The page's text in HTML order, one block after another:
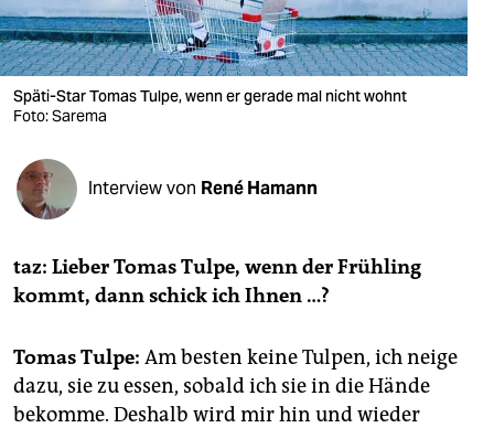
verlag
verlag
veranstaltungen
shop
fragen & hilfe
unterstützen
abo
epaper login
Späti-Star Tomas Tulpe, wenn er gerade mal nicht wohnt
Foto: Sarema
Interview von René Hamann
taz: Lieber Tomas Tulpe, wenn der Frühling
kommt, dann schick ich Ihnen …?
Tomas Tulpe: Am besten keine Tulpen, ich neige
dazu, sie zu essen, sobald ich sie in die Hände
bekomme. Deshalb wird mir hin und wieder